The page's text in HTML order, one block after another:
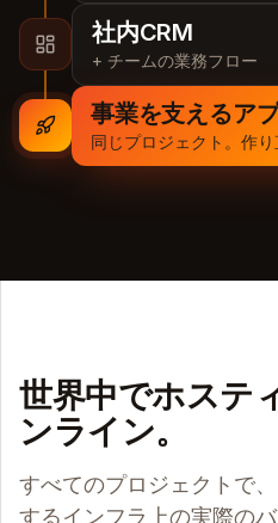
社内CRM
+ チームの業務フロー
事業を支えるア
同じプロジェクト。作り
世界中でホステ
ンライン。
すべてのプロジェクトで
するインフラ上の実際の